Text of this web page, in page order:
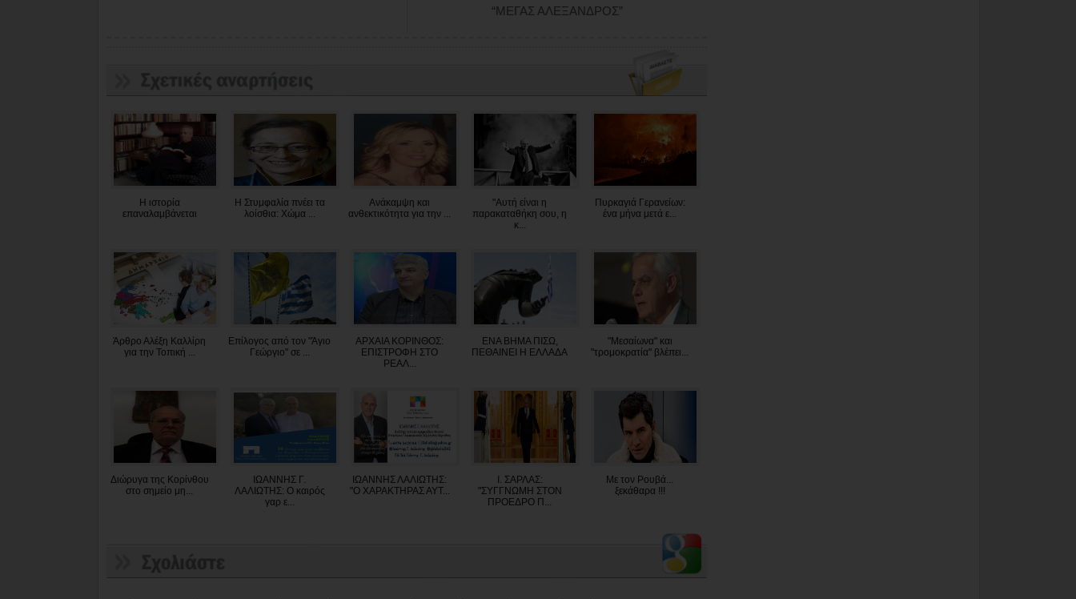
“ΜΕΓΑΣ ΑΛΕΞΑΝΔΡΟΣ”
Η ιστορία
επαναλαμβάνεται
Η Στυμφαλία πνέει τα
λοίσθια: Χώμα ...
Ανάκαμψη και
ανθεκτικότητα για την ...
"Αυτή είναι η
παρακαταθήκη σου, η
κ...
Πυρκαγιά Γερανείων:
ένα μήνα μετά ε...
Άρθρο Αλέξη Καλλίρη
για την Τοπική ...
Επίλογος από τον "Άγιο
Γεώργιο" σε ...
ΑΡΧΑΙΑ ΚΟΡΙΝΘΟΣ:
ΕΠΙΣΤΡΟΦΗ ΣΤΟ
ΡΕΑΛ...
ΕΝΑ ΒΗΜΑ ΠΙΣΩ,
ΠΕΘΑΙΝΕΙ Η ΕΛΛΑΔΑ
"Μεσαίωνα" και
"τρομοκρατία" βλέπει...
Διώρυγα της Κορίνθου
στο σημείο μη...
ΙΩΑΝΝΗΣ Γ.
ΛΑΛΙΩΤΗΣ: Ο καιρός
γαρ ε...
ΙΩΑΝΝΗΣ ΛΑΛΙΩΤΗΣ:
"O XAΡΑΚΤΗΡΑΣ ΑΥΤ...
Ι. ΣΑΡΛΑΣ:
"ΣΥΓΓΝΩΜΗ ΣΤΟΝ
ΠΡΟΕΔΡΟ Π...
Με τον Ρουβά...
ξεκάθαρα !!!